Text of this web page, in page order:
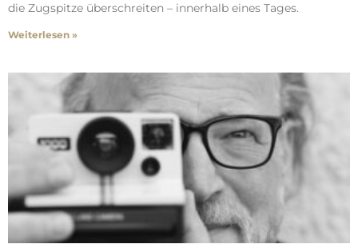
die Zugspitze überschreiten – innerhalb eines Tages.
Weiterlesen »